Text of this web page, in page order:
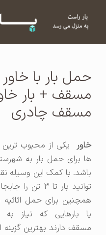
حمل بار با خاور
مسقف + بار خاور
مسقف چادری
خاوریکی از محبوب ترین
ها برای حمل بار به
باشد. با کمک این وسیله
توانید بار تا ۳ تن را جابجا
همچنین برای حمل اثاثیه
یا بارهایی که نیاز به
مسقف دارند بهترین گزینه